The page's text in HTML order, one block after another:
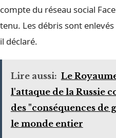
compte du réseau social
tenu. Les débris sont
il déclaré.
Lire aussi: Le
l'attaque de la Russie
des "conséquences
le monde entier